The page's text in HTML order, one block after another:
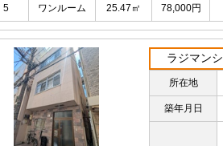
5 ワンルーム 25.47㎡ 78,000円
ラジマン
所在地
築年月日